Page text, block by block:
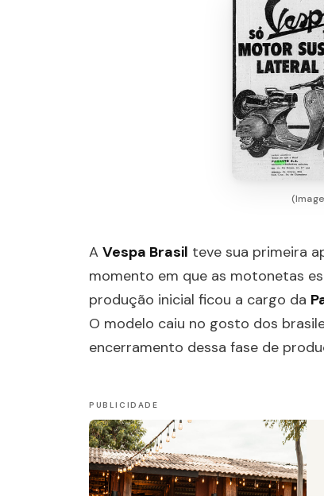
A Vespa Brasil teve sua primeira
momento em que as motonetas
produção inicial ficou a cargo da
O modelo caiu no gosto dos
encerramento dessa fase de